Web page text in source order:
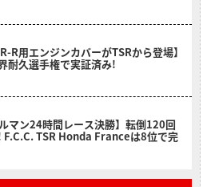
R用エンジンカバーがTSRから登場】
耐久選手権で実証済み!
ルマン24時間レース決勝】転倒120回
F.C.C. TSR Honda Franceは8位で完